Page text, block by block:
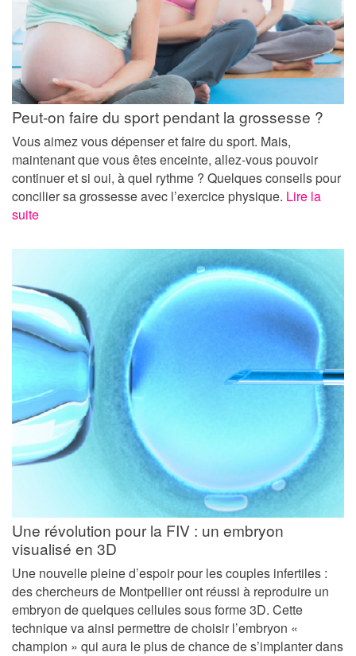
Peut-on faire du sport pendant la grossesse ?
Vous aimez vous dépenser et faire du sport. Mais,
maintenant que vous êtes enceinte, allez-vous pouvoir
continuer et si oui, à quel rythme ? Quelques conseils pour
concilier sa grossesse avec l’exercice physique. Lire la
suite
Une révolution pour la FIV : un embryon
visualisé en 3D
Une nouvelle pleine d’espoir pour les couples infertiles :
des chercheurs de Montpellier ont réussi à reproduire un
embryon de quelques cellules sous forme 3D. Cette
technique va ainsi permettre de choisir l’embryon «
champion » qui aura le plus de chance de s’implanter dans